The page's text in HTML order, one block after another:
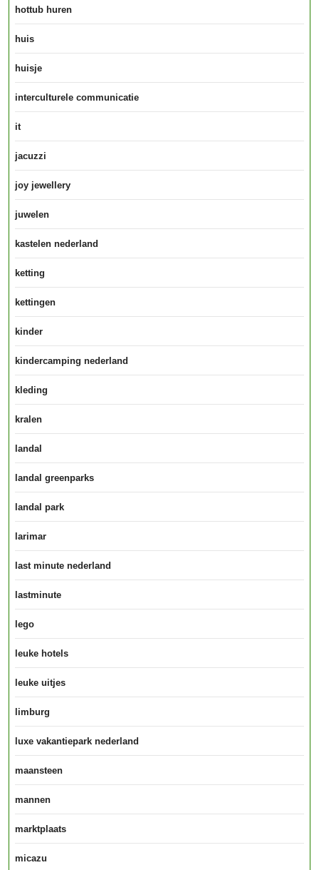
hottub huren
huis
huisje
interculturele communicatie
it
jacuzzi
joy jewellery
juwelen
kastelen nederland
ketting
kettingen
kinder
kindercamping nederland
kleding
kralen
landal
landal greenparks
landal park
larimar
last minute nederland
lastminute
lego
leuke hotels
leuke uitjes
limburg
luxe vakantiepark nederland
maansteen
mannen
marktplaats
micazu